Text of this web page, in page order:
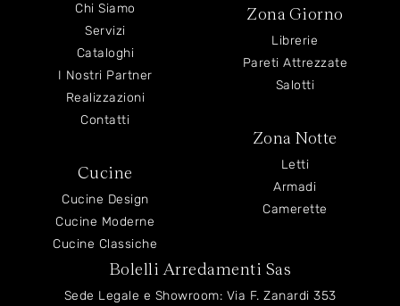
Chi Siamo
Servizi
Cataloghi
I Nostri Partner
Realizzazioni
Contatti
Cucine
Cucine Design
Cucine Moderne
Cucine Classiche
Zona Giorno
Librerie
Pareti Attrezzate
Salotti
Zona Notte
Letti
Armadi
Camerette
Bolelli Arredamenti Sas
Sede Legale e Showroom: Via F. Zanardi 353